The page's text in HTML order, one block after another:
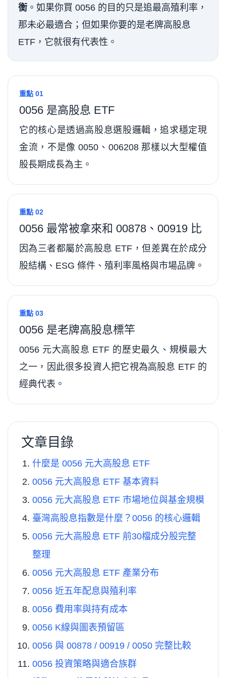
衡 。如果你買 0056 的目的只是追最高殖利率，
那未必最適合；但如果你要的是老牌高股息
ETF，它就很有代表性。
重點 01
0056 是高股息 ETF
它的核心是透過高股息選股邏輯，追求穩定現
金流，不是像 0050、006208 那樣以大型權值
股長期成長為主。
重點 02
0056 最常被拿來和 00878、00919 比
因為三者都屬於高股息 ETF，但差異在於成分
股結構、ESG 條件、殖利率風格與市場品牌。
重點 03
0056 是老牌高股息標竿
0056 元大高股息 ETF 的歷史最久、規模最大
之一，因此很多投資人把它視為高股息 ETF 的
經典代表。
文章目錄
什麼是 0056 元大高股息 ETF
0056 元大高股息 ETF 基本資料
0056 元大高股息 ETF 市場地位與基金規模
臺灣高股息指數是什麼？0056 的核心邏輯
0056 元大高股息 ETF 前30檔成分股完整
整理
0056 元大高股息 ETF 產業分布
0056 近五年配息與殖利率
0056 費用率與持有成本
0056 K線與圖表預留區
0056 與 00878 / 00919 / 0050 完整比較
0056 投資策略與適合族群